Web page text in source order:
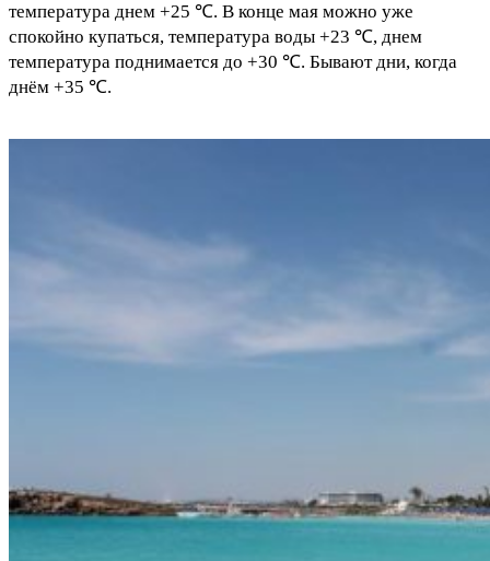
температура днем +25 ℃. В конце мая можно уже
спокойно купаться, температура воды +23 ℃, днем
температура поднимается до +30 ℃. Бывают дни, когда
днём +35 ℃.